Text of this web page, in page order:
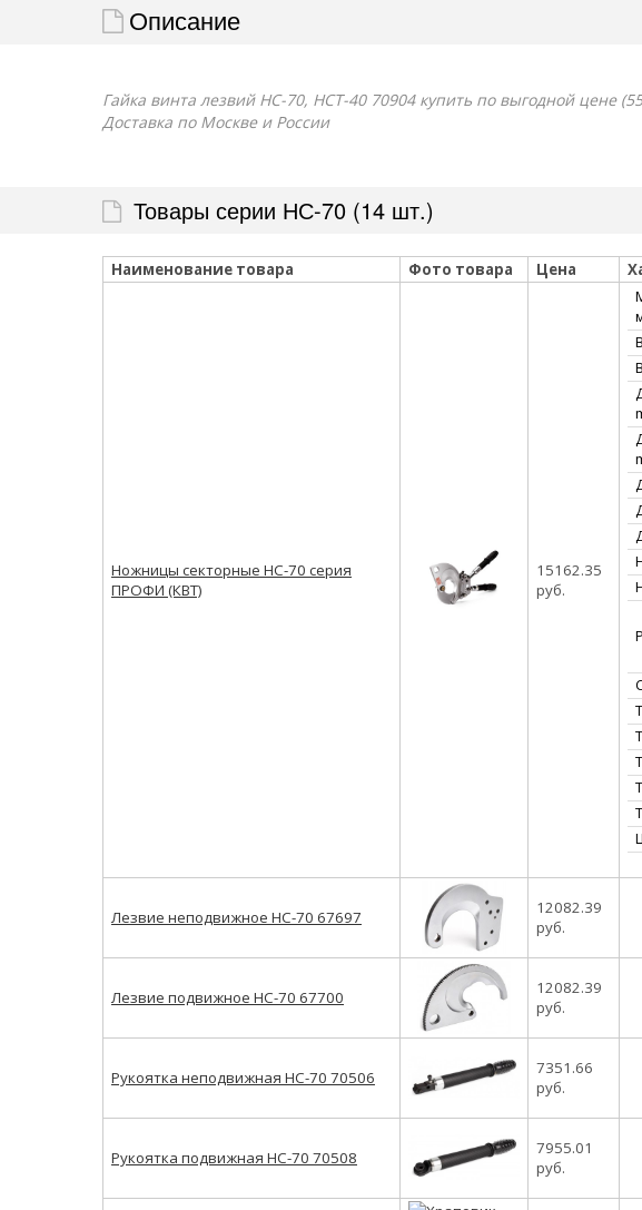
Описание
Гайка винта лезвий НС-70, НСТ-40 70904 купить по выгодной цене
Доставка по Москве и России
Товары серии НС-70 (14 шт.)
Наименование товара Фото товара Цена
Ножницы секторные НС-70 серия
ПРОФИ (КВТ)
15162.35
руб.
Лезвие неподвижное НС-70 67697
12082.39
руб.
Лезвие подвижное НС-70 67700
12082.39
руб.
Рукоятка неподвижная НС-70 70506
7351.66
руб.
Рукоятка подвижная НС-70 70508
7955.01
руб.